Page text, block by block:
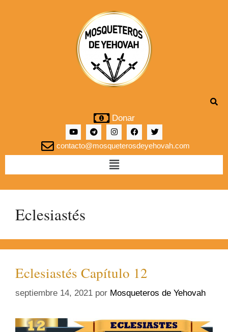
Donar
contacto@mosqueterosdeyehovah.com
Eclesiastés
Eclesiastés Capítulo 12
septiembre 14, 2021 por Mosqueteros de Yehovah